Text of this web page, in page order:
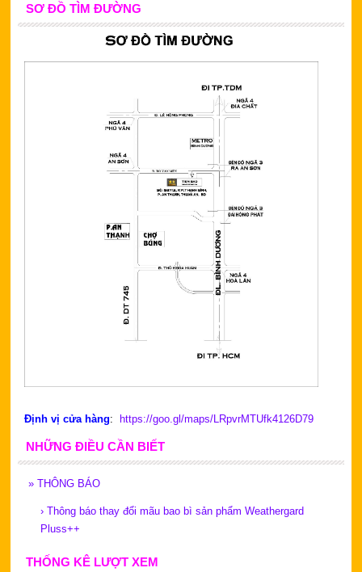
SƠ ĐỒ TÌM ĐƯỜNG
Định vị cửa hàng: https://goo.gl/maps/LRpvrMTUfk4126D79
NHỮNG ĐIỀU CẦN BIẾT
» THÔNG BÁO
› Thông báo thay đổi mãu bao bì sản phẩm Weathergard
Pluss++
THỐNG KÊ LƯỢT XEM